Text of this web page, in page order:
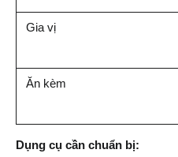
Gia vị
Ăn kèm
Dụng cụ cần chuẩn bị: